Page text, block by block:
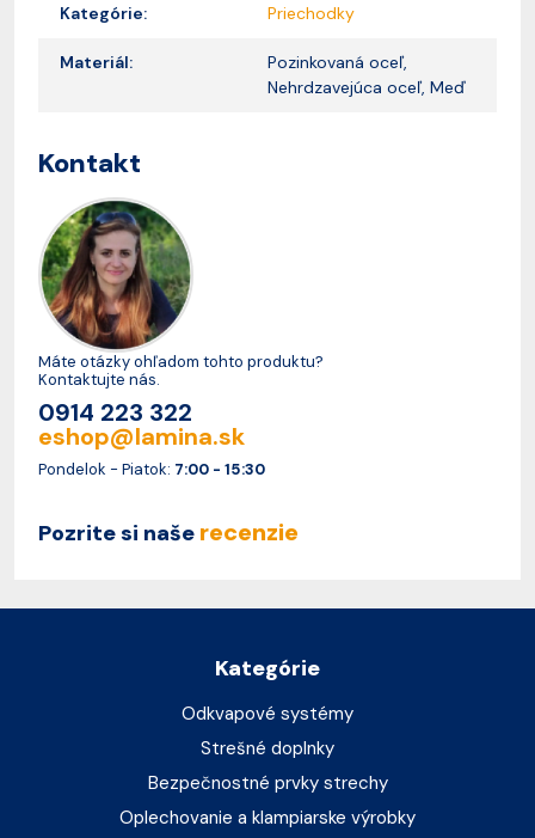
Kategórie: Priechodky
Materiál:
Pozinkovaná oceľ,
Nehrdzavejúca oceľ, Meď
Kontakt
Máte otázky ohľadom tohto produktu?
Kontaktujte nás.
0914 223 322
eshop@lamina.sk
Pondelok - Piatok: 7:00 - 15:30
Pozrite si naše recenzie
Kategórie
Odkvapové systémy
Strešné doplnky
Bezpečnostné prvky strechy
Oplechovanie a klampiarske výrobky